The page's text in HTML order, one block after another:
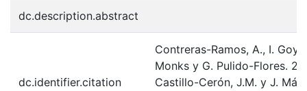
dc.description.abstract
dc.identifier.citation
Contreras-Ramos, A., I.
Monks y G. Pulido-Flores.
Castillo-Cerón, J.M. y J.